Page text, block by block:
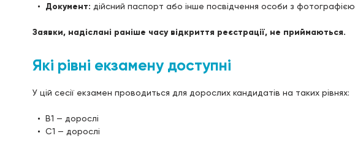
Документ: дійсний паспорт або інше посвідчення особи з фотографією
Заявки, надіслані раніше часу відкриття реєстрації, не приймаються.
Які рівні екзамену доступні
У цій сесії екзамен проводиться для дорослих кандидатів на таких рівнях:
B1 — дорослі
C1 — дорослі